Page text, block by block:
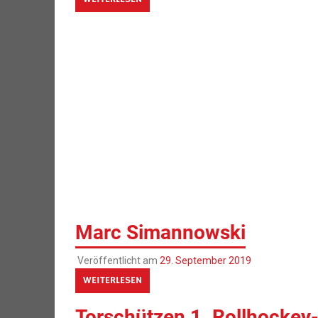
Marc Simannowski
Veröffentlicht am 29. September 2019
WEITERLESEN